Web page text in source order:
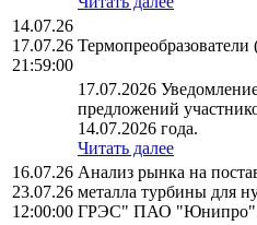
14.07.26
17.07.26
21:59:00
17.07.2026
предложений
14.07.2026 года.
Читать далее
16.07.26
23.07.26
12:00:00
Анализ рынка на
металла турбины для
ГРЭС" ПАО "Юнипро"